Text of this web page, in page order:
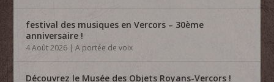
festival des musiques en Vercors – 30ème
anniversaire !
4 Août 2026 |A portée de voix
Découvrez le Musée des Objets Royans-Vercors !